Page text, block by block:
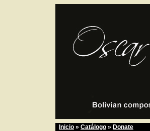
Inicio » Catálogo » Donate